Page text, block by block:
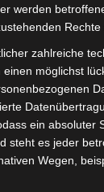
werden
Rechte
zahlreiche
möglichst
ein absoluter
steht es jeder
Wegen,